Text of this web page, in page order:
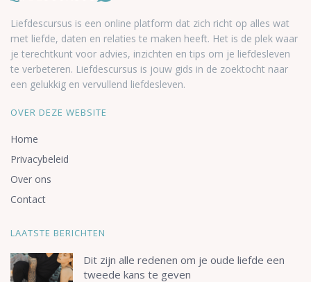
Liefdescursus is een online platform dat zich richt op alles wat
met liefde, daten en relaties te maken heeft. Het is de plek waar
je terechtkunt voor advies, inzichten en tips om je liefdesleven
te verbeteren. Liefdescursus is jouw gids in de zoektocht naar
een gelukkig en vervullend liefdesleven.
OVER DEZE WEBSITE
Home
Privacybeleid
Over ons
Contact
LAATSTE BERICHTEN
Dit zijn alle redenen om je oude liefde een
tweede kans te geven